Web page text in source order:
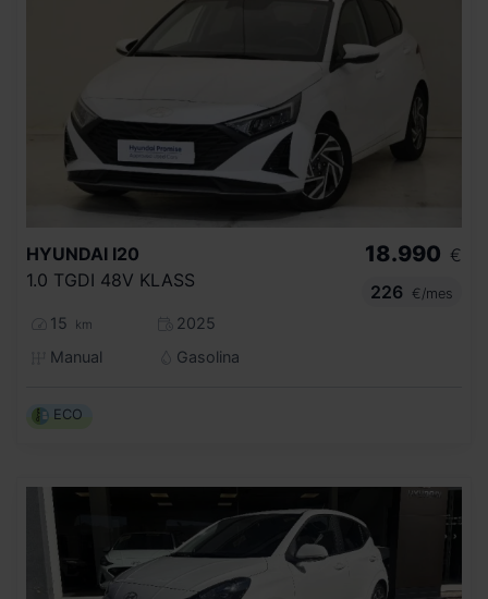
HYUNDAI I20
1.0 TGDI 48V KLASS
15 km
2025
Manual
Gasolina
18.990 €
226
€/mes
ECO